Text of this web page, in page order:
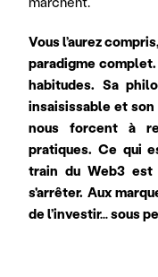
Vous l’aurez
paradigme
habitudes. Sa
insaisissable et
nous forcent à
pratiques. Ce qui
train du Web3 est
s'arrêter. Aux
de l’investir… sous